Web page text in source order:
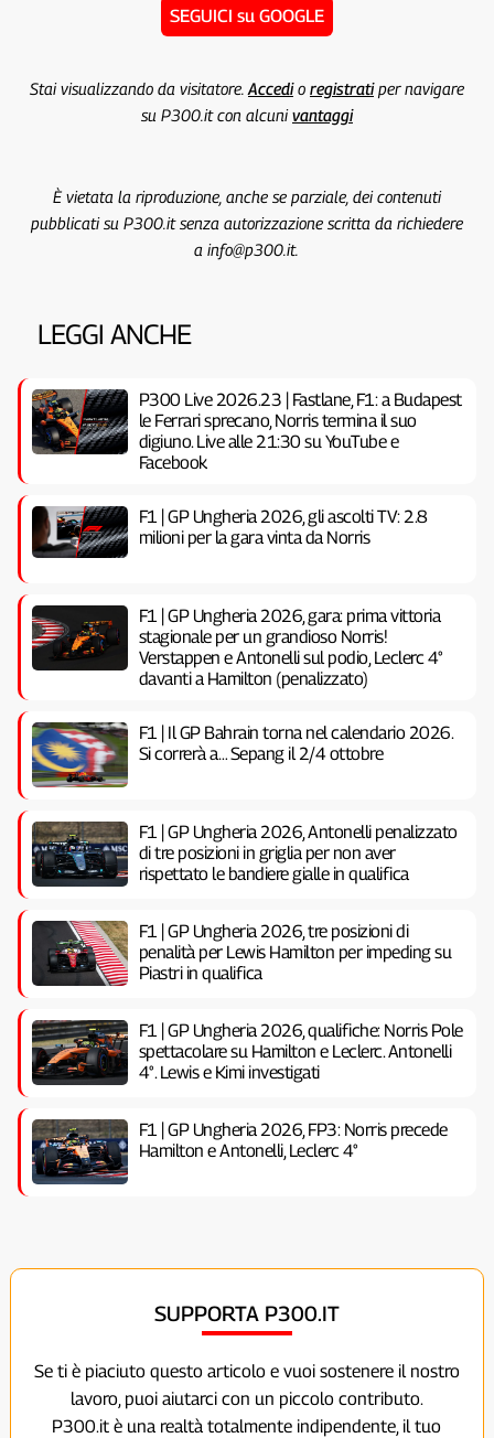
SEGUICI su GOOGLE
Stai visualizzando da visitatore. Accedio registratiper navigare
su P300.it con alcunivantaggi
È vietata la riproduzione, anche se parziale, dei contenuti
pubblicati su P300.it senza autorizzazione scritta da richiedere
a info@p300.it.
LEGGI ANCHE
P300 Live 2026.23 | Fastlane, F1: a Budapest
le Ferrari sprecano, Norris termina il suo
digiuno. Live alle 21:30 su YouTube e
Facebook
F1 | GP Ungheria 2026, gli ascolti TV: 2.8
milioni per la gara vinta da Norris
F1 | GP Ungheria 2026, gara: prima vittoria
stagionale per un grandioso Norris!
Verstappen e Antonelli sul podio, Leclerc 4°
davanti a Hamilton (penalizzato)
F1 | Il GP Bahrain torna nel calendario 2026.
Si correrà a… Sepang il 2/4 ottobre
F1 | GP Ungheria 2026, Antonelli penalizzato
di tre posizioni in griglia per non aver
rispettato le bandiere gialle in qualifica
F1 | GP Ungheria 2026, tre posizioni di
penalità per Lewis Hamilton per impeding su
Piastri in qualifica
F1 | GP Ungheria 2026, qualifiche: Norris Pole
spettacolare su Hamilton e Leclerc. Antonelli
4°. Lewis e Kimi investigati
F1 | GP Ungheria 2026, FP3: Norris precede
Hamilton e Antonelli, Leclerc 4°
SUPPORTA P300.IT
Se ti è piaciuto questo articolo e vuoi sostenere il nostro
lavoro, puoi aiutarci con un piccolo contributo.
P300.it è una realtà totalmente indipendente, il tuo